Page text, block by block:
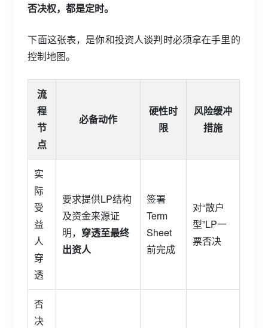
否决权，都是定时。
下面这张表，是你和投资人谈判时必须拿在手里的
控制地图。
流
程
节
点
必备动作
硬性时
限
风险缓冲
措施
实
际
受
益
人
穿
透
要求提供LP结构
及资金来源证
明，穿透至最终
出资人
签署
Term
Sheet
前完成
对“散户
型”LP一
票否决
否
决